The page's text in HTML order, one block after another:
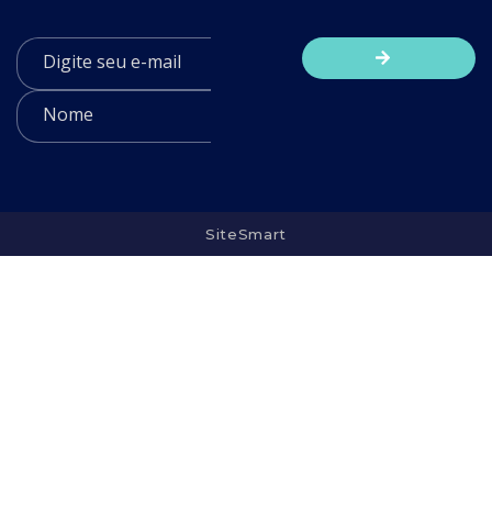
SiteSmart